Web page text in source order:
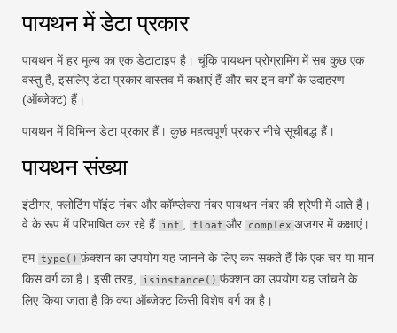
पिवट तालिका
अजगर
स्विफ्ट
पायथन में डेटा प्रकार
पायथन में हर मूल्य का एक डेटाटाइप है। चूंकि पायथन प्रोग्रामिंग में सब कुछ एक
वस्तु है, इसलिए डेटा प्रकार वास्तव में कक्षाएं हैं और चर इन वर्गों के उदाहरण
(ऑब्जेक्ट) हैं।
पायथन में विभिन्न डेटा प्रकार हैं। कुछ महत्वपूर्ण प्रकार नीचे सूचीबद्ध हैं।
पायथन संख्या
इंटीगर, फ्लोटिंग पॉइंट नंबर और कॉम्प्लेक्स नंबर पायथन नंबर की श्रेणी में आते हैं।
वे के रूप में परिभाषित कर रहे हैं int float और complex अजगर में कक्षाएं।
हम type() फ़ंक्शन का उपयोग यह जानने के लिए कर सकते हैं कि एक चर या मान
किस वर्ग का है। इसी तरह,
isinstance() फ़ंक्शन का उपयोग यह जांचने के
लिए किया जाता है कि क्या ऑब्जेक्ट किसी विशेष वर्ग का है।